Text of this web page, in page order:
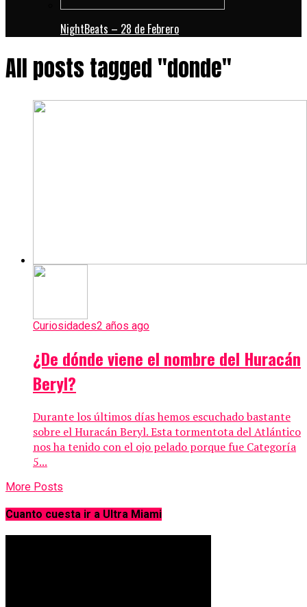
NightBeats – 28 de Febrero
All posts tagged "donde"
Curiosidades2 años ago
¿De dónde viene el nombre del Huracán
Beryl?
Durante los últimos días hemos escuchado bastante
sobre el Huracán Beryl. Esta tormentota del Atlántico
nos ha tenido con el ojo pelado porque fue Categoría
5...
More Posts
Cuanto cuesta ir a Ultra Miami